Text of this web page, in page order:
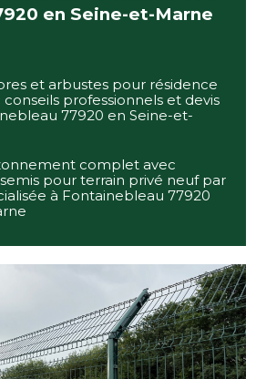
en Seine-et-Marne
et arbustes pour résidence
professionnels et devis
77920 en Seine-et-
complet avec
pour terrain privé neuf par
à Fontainebleau 77920